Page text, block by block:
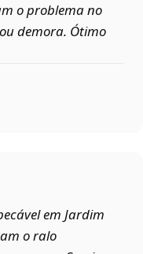
o problema no
demora. Ótimo
em Jardim
o ralo